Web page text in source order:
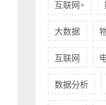
互联网+
大数据
互联网
数据分析